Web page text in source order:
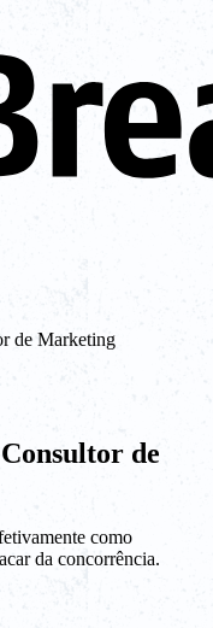
de Marketing
de
como
da concorrência.